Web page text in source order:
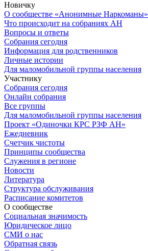
Новичку
О сообществе «Анонимные Наркоманы»
Что происходит на собраниях АН
Вопросы и ответы
Собрания сегодня
Информация для родственников
Личные истории
Для маломобильной группы населения
Участнику
Собрания сегодня
Онлайн собрания
Все группы
Для маломобильной группы населения
Проект «Одиночки КРС РЗФ АН»
Ежедневник
Счетчик чистоты
Принципы сообщества
Служения в регионе
Новости
Литература
Структура обслуживания
Расписание комитетов
О сообществе
Социальная значимость
Юридическое лицо
СМИ о нас
Обратная связь